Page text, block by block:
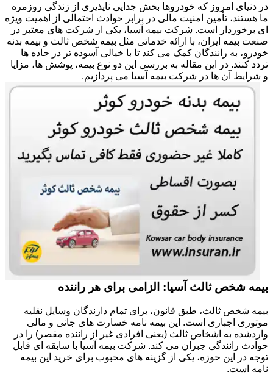
در دنیای امروز که خودروها بخش جدایی ناپذیری از زندگی روزمره
ما هستند، تأمین امنیت مالی در برابر حوادث احتمالی از اهمیت ویژه
ای برخوردار است. شرکت بیمه آسیا، یکی از شرکت های معتبر در
صنعت بیمه ایران، با ارائه خدماتی مثل بیمه شخص ثالث و بیمه بدنه
خودرو، به رانندگان کمک می کند تا با خیالی آسوده تر در جاده ها
تردد کنند. در این مقاله به بررسی این دو نوع بیمه، پوشش ها، مزایا
و شرایط آن ها در شرکت بیمه آسیا می پردازیم.
بیمه شخص ثالث آسیا: الزامی برای هر راننده
بیمه شخص ثالث، طبق قانون، برای تمام دارندگان وسایل نقلیه
موتوری اجباری است. این بیمه نامه خسارت های جانی و مالی
واردشده به اشخاص ثالث (یعنی افرادی غیر از راننده مقصر) را در
حوادث رانندگی جبران می کند. شرکت بیمه آسیا با سابقه ای قابل
توجه در این حوزه، یکی از گزینه های محبوب برای خرید این بیمه
نامه است.